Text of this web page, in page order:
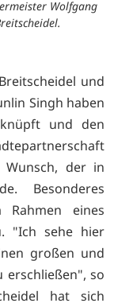
Wolfgang
und
Singh haben
und den
der in
Besonderes
eines
"Ich sehe hier
großen und
erschließen", so
hat sich